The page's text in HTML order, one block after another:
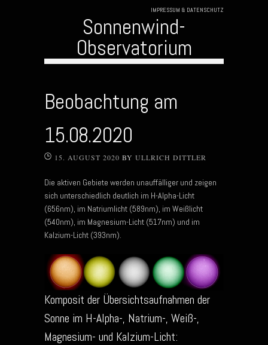
IMPRESSUM & DATENSCHUTZ
Sonnenwind-
Observatorium
Beobachtung am
15.08.2020
15. AUGUST 2020 BY ULLRICH DITTLER
Die aktiven Gebiete werden unauffälliger und zeigen
sich unterschiedlich deutlich im H-Alpha-Licht
(656nm), im Natriumlicht (589nm), im Weißlicht
(540nm), im Magnesium-Licht (517nm) und im
Kalzium-Licht (393nm).
Komposit der Übersichtsaufnahmen der
Sonne im H-Alpha-, Natrium-, Weiß-,
Magnesium- und Kalzium-Licht: